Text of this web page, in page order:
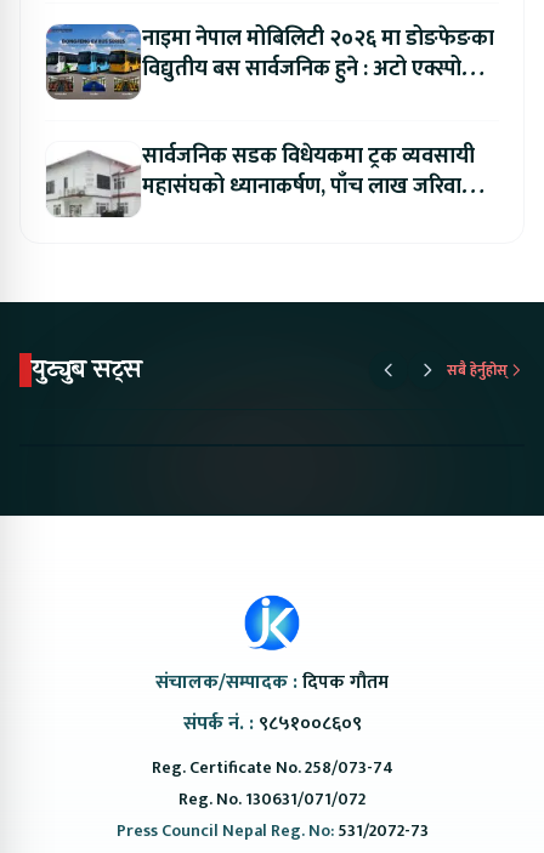
नाइमा नेपाल मोबिलिटी २०२६ मा डोङफेङका
विद्युतीय बस सार्वजनिक हुने : अटो एक्स्पोमा
सार्वजनिक सडक विधेयकमा ट्रक व्यवसायी
महासंघको ध्यानाकर्षण, पाँच लाख जरिवाना
युट्युब सट्स सबै हेर्नुहोस्
संचालक/सम्पादक :दिपक गौतम
संपर्क नं. : ९८५१००८६०९
Reg. Certificate No. 258/073-74
Reg. No. 130631/071/072
Press Council Nepal Reg. No:531/2072-73